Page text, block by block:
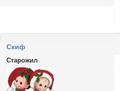
Cкиф
Старожил